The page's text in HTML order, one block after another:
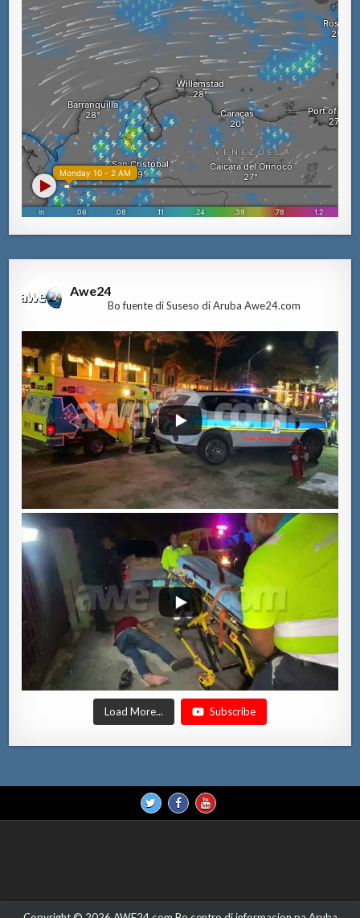
Awe24
Bo fuente di Suseso di Aruba Awe24.com
Load More... Subscribe